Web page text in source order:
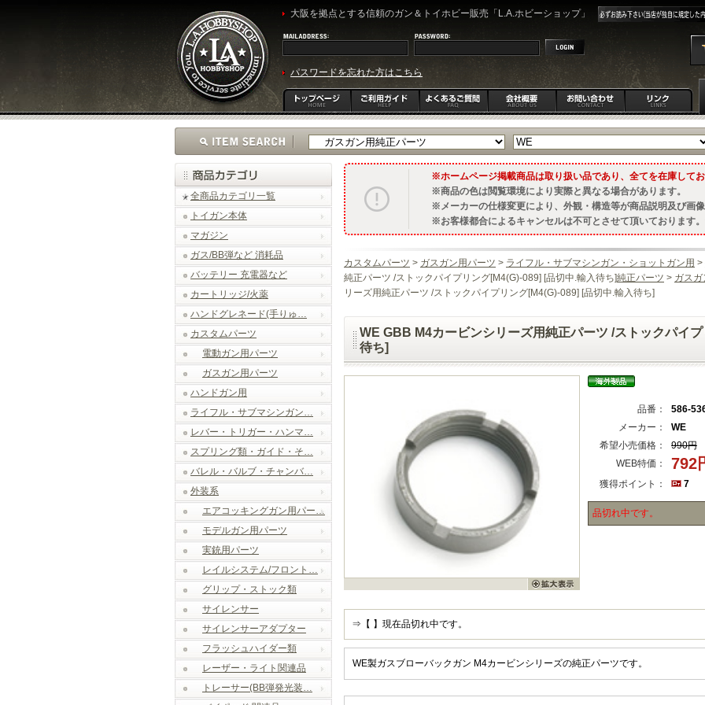
大阪を拠点とする信頼のガン＆トイホビー販売「L.A.ホビーショップ」
パスワードを忘れた方はこちら
全商品カテゴリ一覧
トイガン本体
マガジン
ガス/BB弾など 消耗品
バッテリー 充電器など
カートリッジ/火薬
ハンドグレネード(手りゅ…
カスタムパーツ
電動ガン用パーツ
ガスガン用パーツ
ハンドガン用
ライフル・サブマシンガン…
レバー・トリガー・ハンマ…
スプリング類・ガイド・そ…
バレル・バルブ・チャンバ…
外装系
エアコッキングガン用パー…
モデルガン用パーツ
実銃用パーツ
レイルシステム/フロント…
グリップ・ストック類
サイレンサー
サイレンサーアダプター
フラッシュハイダー類
レーザー・ライト関連品
トレーサー(BB弾発光装…
ホームページ掲載商品は取り扱い品であり、全てを在庫してお
商品の色は閲覧環境により実際と異なる場合があります。
メーカーの仕様変更により、外観・構造等が商品説明及び画
お客様都合によるキャンセルは不可とさせて頂いております。
カスタムパーツ > ガスガン用パーツ > ライフル・サブマシンガン・ショットガン用 >
純正パーツ /ストックパイプリング[M4(G)-089] [品切中.輸入待ち]純正パーツ > ガス
リーズ用純正パーツ /ストックパイプリング[M4(G)-089] [品切中.輸入待ち]
WE GBB M4カービンシリーズ用純正パーツ /ストックパイ
待ち]
品番：
586-
メーカー：
WE
希望小売価格：
990円
WEB特価：
792
獲得ポイント：
7
品切れ中です。
⇒【 】現在品切れ中です。
WE製ガスブローバックガン M4カービンシリーズの純正パーツです。